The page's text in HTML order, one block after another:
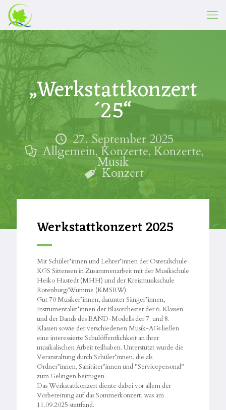
„Werkstattkonzert
´25“
27. September 2025
Allgemein, Konzerte, Konzerte,
Musik
Konzert
Werkstattkonzert 2025
Mit Schüler*innen und Lehrer*innen der Ostetalschule
KGS Sittensen in Zusammenarbeit mit der Musikschule
Heiko Hastedt (MHH) und der Kreismusikschule
Rotenburg/Wümme (KMSRW).
Gut 70 Musiker*innen, darunter Sänger*innen,
Instrumentalist*innen der Blasorchester der 6. Klassen
und der Bands des BAND-Modells der 7. und 8.
Klassen sowie der verschiedenen Musik-AGs ließen
eine interessierte Schulöffentlichkeit an ihrer
musikalischen Arbeit teilhaben. Unterstützt wurde die
Veranstaltung durch Schüler*innen, die als
Ordner*innen, Sanitäter*innen und "Servicepersonal"
zum Gelingen beitrugen.
Das Werkstattkonzert diente dabei vor allem der
Vorbereitung auf das Sommerkonzert, was am
11.09.2025 stattfand.